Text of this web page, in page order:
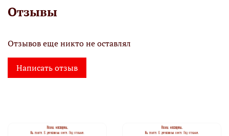
Отзывы
Отзывов еще никто не оставлял
Написать отзыв